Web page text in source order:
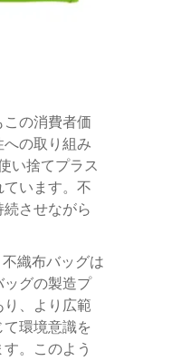
の消費者価
の取り組み
い捨てプラス
います。不
させながら
織布バッグは
グの製造プ
、より広範
環境意識を
。このよう